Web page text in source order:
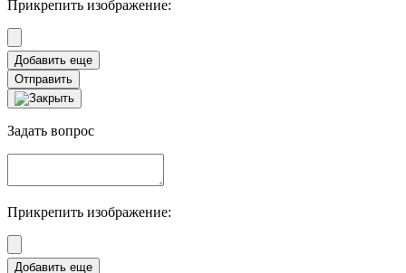
Прикрепить изображение:
Отправить
Задать вопрос
Прикрепить изображение: